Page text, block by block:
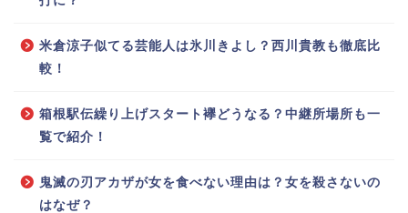
米倉涼子似てる芸能人は氷川きよし？西川貴教も徹底比
較！
箱根駅伝繰り上げスタート襷どうなる？中継所場所も一
覧で紹介！
鬼滅の刃アカザが女を食べない理由は？女を殺さないの
はなぜ？